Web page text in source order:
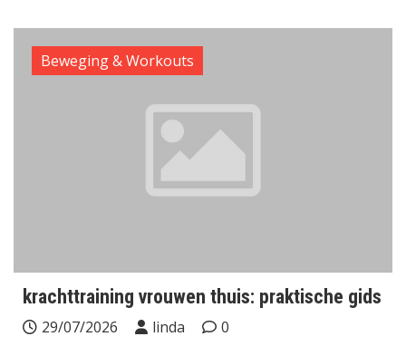
Beweging & Workouts
krachttraining vrouwen thuis: praktische gids
29/07/2026 linda
0